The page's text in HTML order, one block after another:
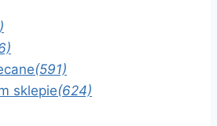
(591)
sklepie(624)